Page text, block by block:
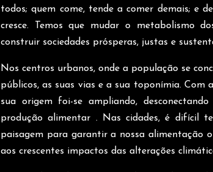
todos; quem come, tende a comer demais; e
cresce. Temos que mudar o metabolismo
construir sociedades prósperas, justas e
Nos centros urbanos, onde a população se
públicos, as suas vias e a sua toponímia. Com
sua origem foi-se ampliando,
produção alimentar . Nas cidades, é difícil
paisagem para garantir a nossa alimentação
aos crescentes impactos das alterações